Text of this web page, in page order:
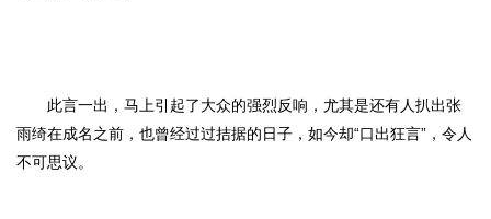
此言一出，马上引起了大众的强烈反响，尤其是还有人扒出张
雨绮在成名之前，也曾经过过拮据的日子，如今却“口出狂言”，令人
不可思议。